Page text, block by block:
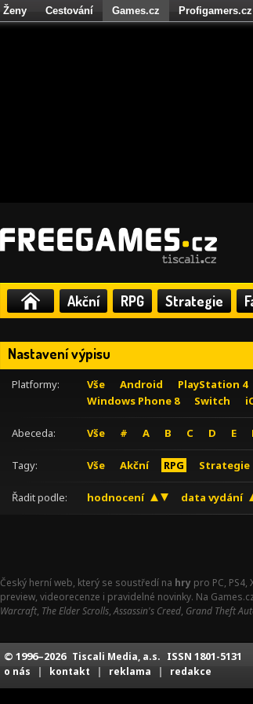
Akční RPG Strategie
Nastavení výpisu
Platformy: Vše Android PlayStation 4
Windows Phone 8
Switch
Abeceda: Vše # A B C D E
Tagy: Vše Akční RPG Strategie
Řadit podle: hodnocení data vydání
Český herní web, který se soustředí na hry pro PC,
preview, videorecenze i pravidelné novinky. Na
Warcraft, The Elder Scrolls,Assassin's Creed, Grand Theft
Ženy Cestování Games.cz Profigamers.cz
© 1996–2026 Tiscali Media, a.s. ISSN 1801-5131
o nás | kontakt | reklama | redakce